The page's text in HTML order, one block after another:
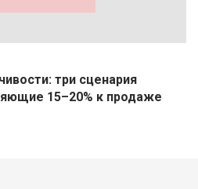
три сценария
15–20% к продаже